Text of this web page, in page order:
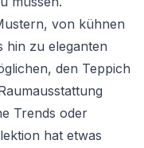
von kühnen
hin zu eleganten
den Teppich
Trends oder
hat etwas